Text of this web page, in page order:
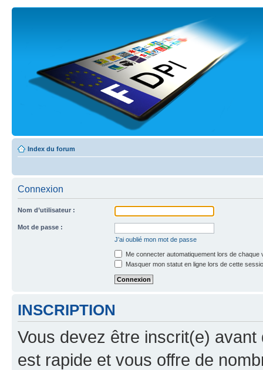
Index du forum
Connexion
Nom d’utilisateur :
Mot de passe :
J’ai oublié mon mot de passe
Me connecter automatiquement lors de chaque
Masquer mon statut en ligne lors de cette
INSCRIPTION
Vous devez être inscrit(e) avant
est rapide et vous offre de